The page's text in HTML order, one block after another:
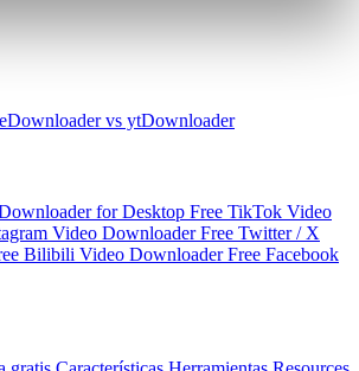
vs ytDownloader
for Desktop Free TikTok Video
Video DownloaderFree Twitter / X
Bilibili Video DownloaderFree Facebook